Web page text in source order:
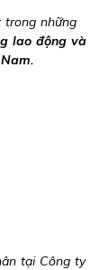
những
lao động và
tại Công ty